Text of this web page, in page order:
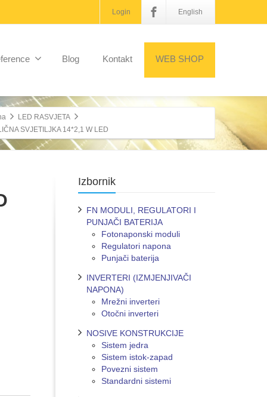
Login English
Blog Kontakt WEB SHOP
LED RASVJETA
SVJETILJKA 14*2,1 W LED
Izbornik
FN MODULI, REGULATORI I
PUNJAČI BATERIJA
Fotonaponski moduli
Regulatori napona
Punjači baterija
INVERTERI (IZMJENJIVAČI
NAPONA)
Mrežni inverteri
Otočni inverteri
NOSIVE KONSTRUKCIJE
Sistem jedra
Sistem istok-zapad
Povezni sistem
Standardni sistemi